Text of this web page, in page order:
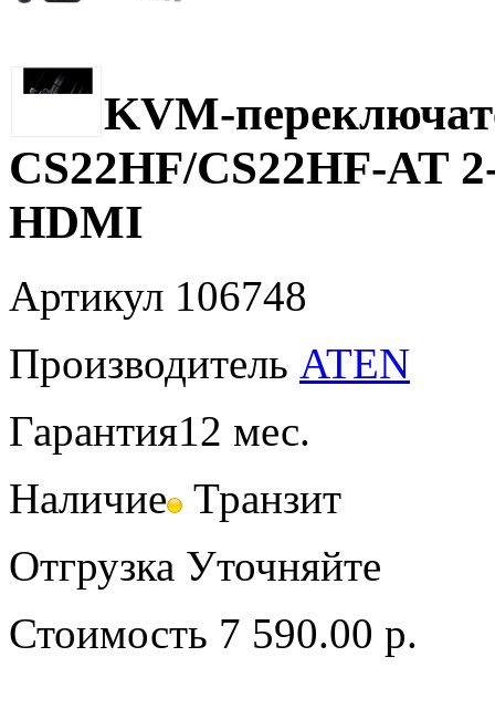
KVM-
CS22HF/CS22HF-AT
HDMI
Артикул 106748
Производитель ATEN
Гарантия12 мес.
Наличие Транзит
Отгрузка Уточняйте
Стоимость 7 590.00 р.